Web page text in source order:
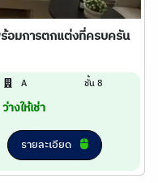
อมการตกแต่งที่ครบครัน
A ชั้น 8
ว่างให้เช่า
รายละเอียด